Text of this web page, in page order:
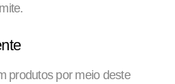
produtos por meio deste